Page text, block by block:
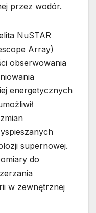
przez wodór.
NuSTAR
Array)
obserwowania
energetycznych
supernowej.
do
w zewnętrznej